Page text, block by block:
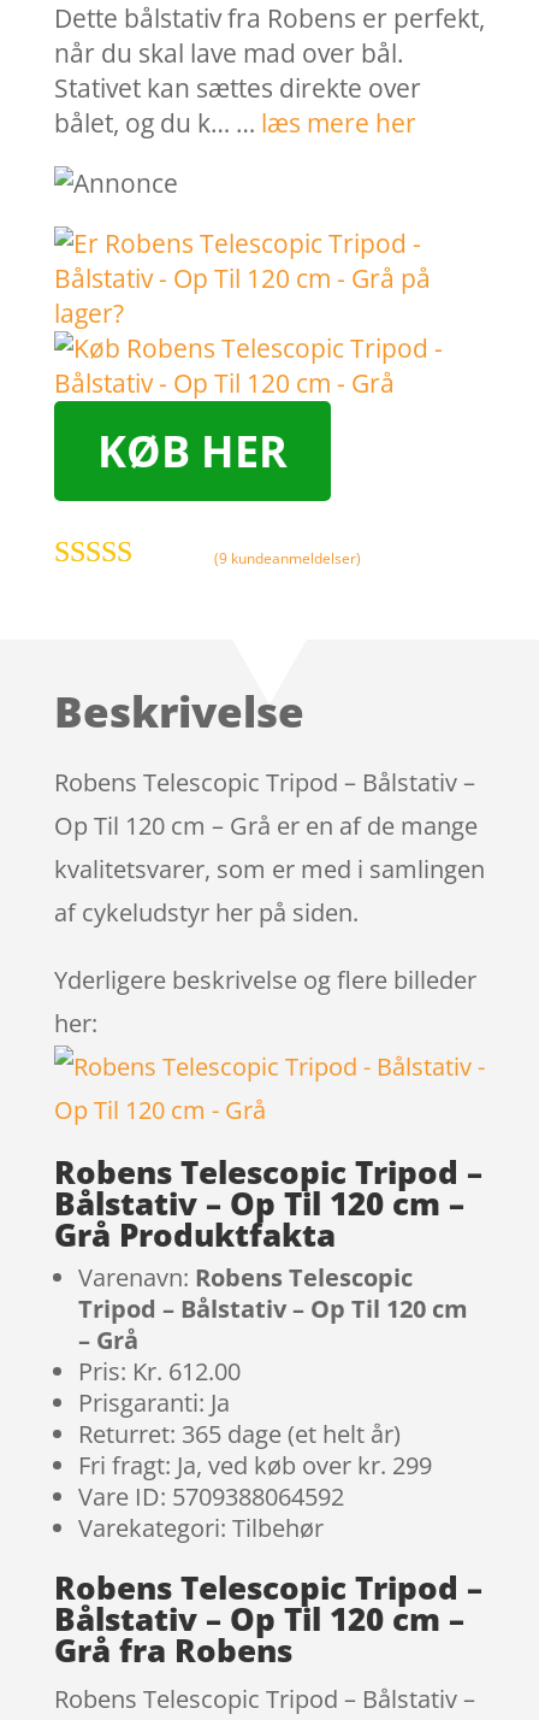
Dette bålstativ fra Robens er perfekt,
når du skal lave mad over bål.
Stativet kan sættes direkte over
bålet, og du k… … læs mere her
KØB HER
kundebed
(9 kundeanmeldelser)
Beskrivelse
Robens Telescopic Tripod – Bålstativ –
Op Til 120 cm – Grå er en af de mange
kvalitetsvarer, som er med i samlingen
af cykeludstyr her på siden.
Yderligere beskrivelse og flere billeder
her:
Robens Telescopic Tripod –
Bålstativ – Op Til 120 cm –
Grå Produktfakta
Varenavn: Robens Telescopic
Tripod – Bålstativ – Op Til 120 cm
– Grå
Pris: Kr. 612.00
Prisgaranti: Ja
Returret: 365 dage (et helt år)
Fri fragt: Ja, ved køb over kr. 299
Vare ID: 5709388064592
Varekategori: Tilbehør
Robens Telescopic Tripod –
Bålstativ – Op Til 120 cm –
Grå fra Robens
Robens Telescopic Tripod – Bålstativ –